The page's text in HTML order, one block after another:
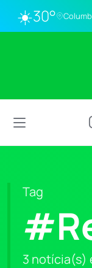
☀️30°
Tag
3 notícia(s)